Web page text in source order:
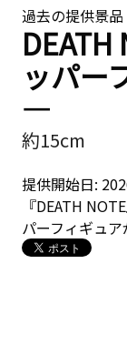
過去の提供景品
ッパー
―
約15cm
提供開始日:
『DEATH
パーフィギュア